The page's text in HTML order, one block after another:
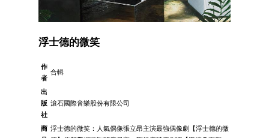
浮士德的微笑
作
者
合輯
出
版
社
滾石國際音樂股份有限公司
商 浮士德的微笑：人氣偶像張立昂主演最強偶像劇【浮士德的微